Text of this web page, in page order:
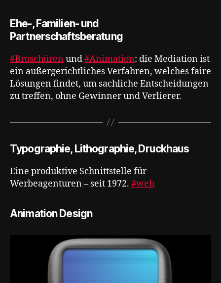
Ehe-, Familien- und
Partnerschaftsberatung
#Broschüren und#Animation: die Mediation ist
ein außergerichtliches Verfahren, welches faire
Lösungen findet, um sachliche Entscheidungen
zu treffen, ohne Gewinner und Verlierer.
Typographie, Lithographie, Druckhaus
Eine produktive Schnittstelle für
Werbeagenturen – seit 1972. #web
Animation Design